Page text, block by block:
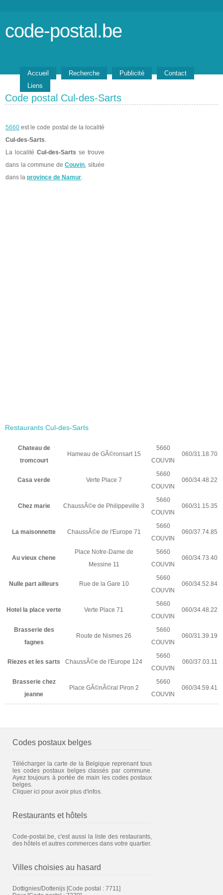
code-postal.be
Accueil Recherche Publicité
Contact
Liens
Code postal Cul-des-Sarts
5660 est le code postal de la localité
Cul-des-Sarts.
La localité Cul-des-Sarts se trouve
dans la commune deCouvin, située
dans la province de Namur.
Restaurants Cul-des-Sarts
Chateau de
tromcourt
Hameau de GÃ©ronsart 15
5660
COUVIN
060/31.18.70
Casa verde Verte Place 7
5660
COUVIN
060/34.48.22
Chez marie ChaussÃ©e de Philippeville 3
5660
COUVIN
060/31.15.35
La maisonnette ChaussÃ©e de l'Europe 71
5660
COUVIN
060/37.74.85
Au vieux chene
Place Notre-Dame de
Messine 11
5660
COUVIN
060/34.73.40
Nulle part ailleurs Rue de la Gare 10
5660
COUVIN
060/34.52.84
Hotel la place verte Verte Place 71
5660
COUVIN
060/34.48.22
Brasserie des
fagnes
Route de Nismes 26
5660
COUVIN
060/31.39.19
Riezes et les sarts ChaussÃ©e de l'Europe 124
5660
COUVIN
060/37.03.11
Brasserie chez
jeanne
Place GÃ©nÃ©ral Piron 2
5660
COUVIN
060/34.59.41
Codes postaux belges
Télécharger la carte de la Belgique reprenant tous
les codes postaux belges classés par commune.
Ayez toujours à portée de main les codes postaux
belges.
Cliquer ici pour avoir plus d'infos.
Restaurants et hôtels
Code-postal.be, c'est aussi la liste des restaurants,
des hôtels et autres commerces dans votre quartier.
Villes choisies au hasard
Dottignies/Dottenijs [Code postal : 7711]